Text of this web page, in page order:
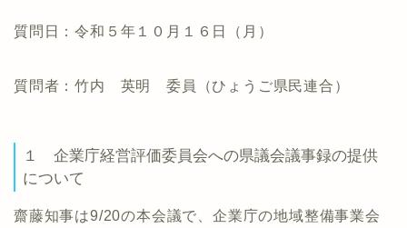
質問日：令和５年１０月１６日（月）
質問者：竹内 英明 委員（ひょうご県民連合）
１ 企業庁経営評価委員会への県議会議事録の提供
について
齋藤知事は9/20の本会議で、企業庁の地域整備事業会